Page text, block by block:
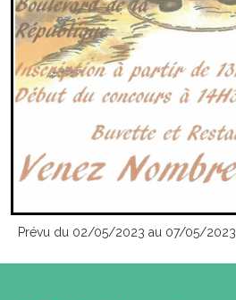
Prévu du 02/05/2023 au 07/05/2023.